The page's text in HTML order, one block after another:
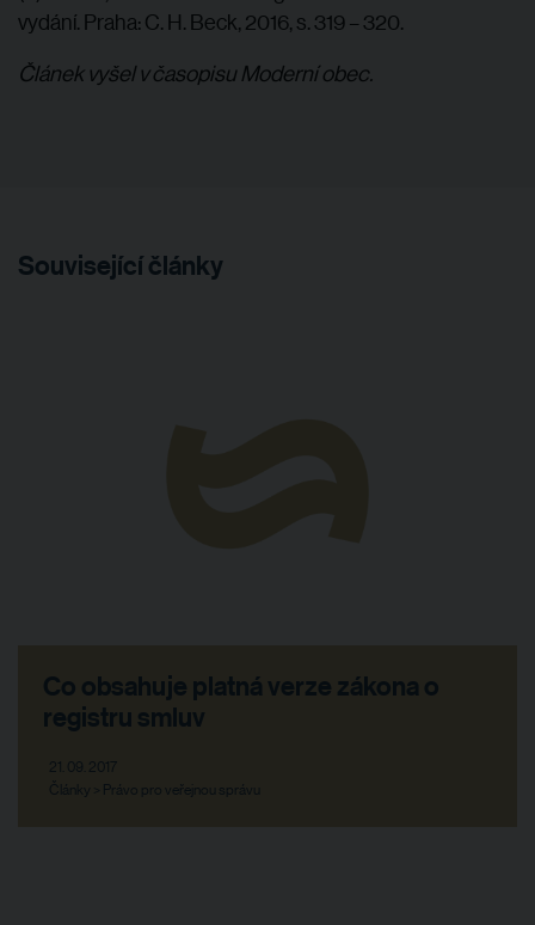
vydání. Praha: C. H. Beck, 2016, s. 319 – 320.
Článek vyšel v časopisu Moderní obec.
Související články
Co obsahuje platná verze zákona o
registru smluv
21. 09. 2017
Články > Právo pro veřejnou správu